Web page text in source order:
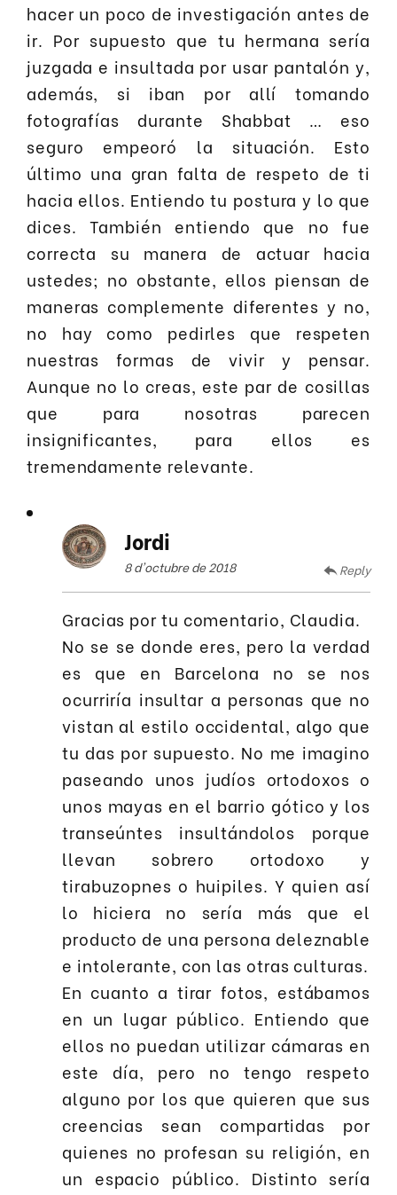
hacer un poco de investigación antes de
ir. Por supuesto que tu hermana sería
juzgada e insultada por usar pantalón y,
además, si iban por allí tomando
fotografías durante Shabbat … eso
seguro empeoró la situación. Esto
último una gran falta de respeto de ti
hacia ellos. Entiendo tu postura y lo que
dices. También entiendo que no fue
correcta su manera de actuar hacia
ustedes; no obstante, ellos piensan de
maneras complemente diferentes y no,
no hay como pedirles que respeten
nuestras formas de vivir y pensar.
Aunque no lo creas, este par de cosillas
que para nosotras parecen
insignificantes, para ellos es
tremendamente relevante.
Jordi
8 d'octubre de 2018 Reply
Gracias por tu comentario, Claudia.
No se se donde eres, pero la verdad
es que en Barcelona no se nos
ocurriría insultar a personas que no
vistan al estilo occidental, algo que
tu das por supuesto. No me imagino
paseando unos judíos ortodoxos o
unos mayas en el barrio gótico y los
transeúntes insultándolos porque
llevan sobrero ortodoxo y
tirabuzopnes o huipiles. Y quien así
lo hiciera no sería más que el
producto de una persona deleznable
e intolerante, con las otras culturas.
En cuanto a tirar fotos, estábamos
en un lugar público. Entiendo que
ellos no puedan utilizar cámaras en
este día, pero no tengo respeto
alguno por los que quieren que sus
creencias sean compartidas por
quienes no profesan su religión, en
un espacio público. Distinto sería